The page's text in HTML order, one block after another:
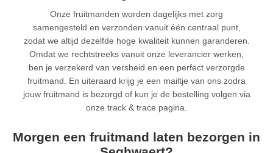
Onze fruitmanden worden dagelijks met zorg
samengesteld en verzonden vanuit één centraal punt,
zodat we altijd dezelfde hoge kwaliteit kunnen garanderen.
Omdat we rechtstreeks vanuit onze leverancier werken,
ben je verzekerd van versheid en een perfect verzorgde
fruitmand. En uiteraard krijg je een mailtje van ons zodra
jouw fruitmand is bezorgd of kun je de bestelling volgen via
onze track & trace pagina.
Morgen een fruitmand laten bezorgen in